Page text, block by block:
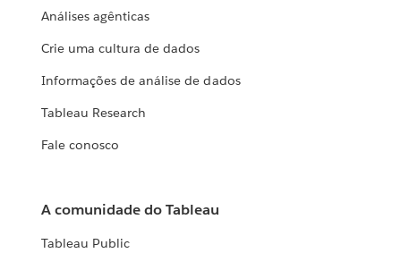
Análises agênticas
Crie uma cultura de dados
Informações de análise de dados
Tableau Research
Fale conosco
A comunidade do Tableau
Tableau Public